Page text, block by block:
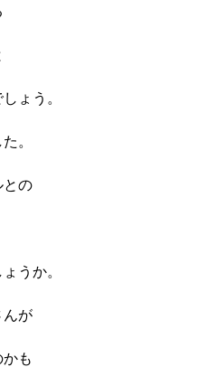
ょう。
。
との
うか。
んが
も